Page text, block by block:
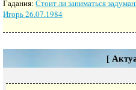
Гадания:Стоит ли заниматься
Игорь 26.07.1984
[